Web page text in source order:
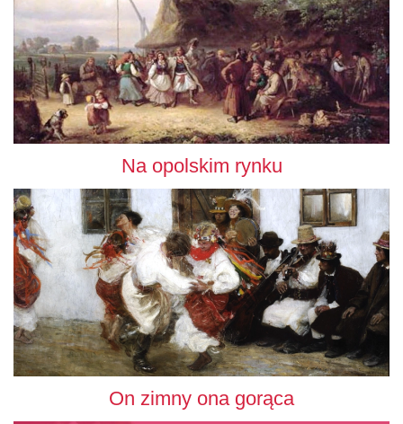
Na opolskim rynku
On zimny ona gorąca